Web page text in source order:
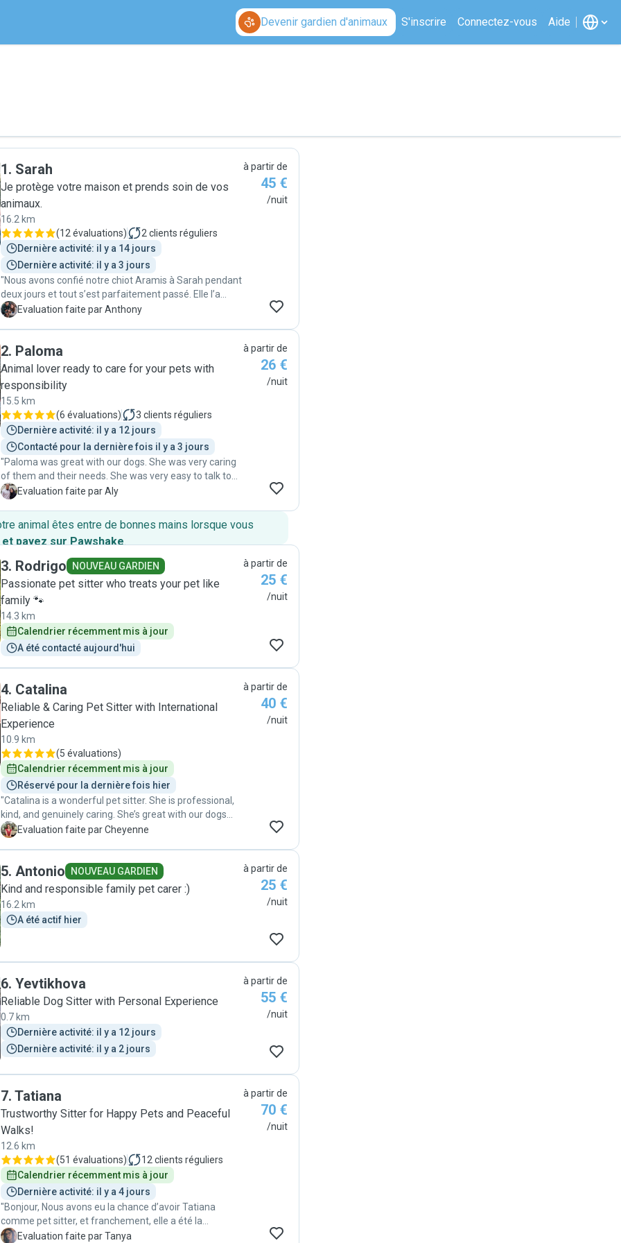
Devenir gardien d'animaux S'inscrire Connectez-vous Aide
1. Sarah
Je protège votre maison et prends soin de vos
animaux.
16.2 km
(12 évaluations) 2 clients réguliers
Dernière activité: il y a 14 jours
Dernière activité: il y a 3 jours
"Nous avons confié notre chiot Aramis à Sarah pendant
deux jours et tout s’est parfaitement passé. Elle l’a
gardé chez nous et a été absolument géniale : très
eu des nouvelles régulièrement, ce qui nous a
beaucoup rassurés. On sent qu’elle aime vraiment les
animaux et qu’elle s’en occupe avec attention. Nous la
recommandons vivement à toute personne cherchant
une dog sitter de confiance et nous referons appel à
elle sans hésiter !"
A Evaluation faite par Anthony
à partir de
45 €
/nuit
2. Paloma
Animal lover ready to care for your pets with
responsibility
15.5 km
(6 évaluations) 3 clients réguliers
Dernière activité: il y a 12 jours
Contacté pour la dernière fois il y a 3 jours
"Paloma was great with our dogs. She was very caring
of them and their needs. She was very easy to talk to
and sent us updates. We would highly recommend her!"
A Evaluation faite par Aly
à partir de
26 €
/nuit
animal êtes entre de bonnes mains lorsque vous
payez sur Pawshake.
3. Rodrigo NOUVEAU GARDIEN
Passionate pet sitter who treats your pet like
family 🐾
14.3 km
Calendrier récemment mis à jour
A été contacté aujourd'hui
à partir de
25 €
/nuit
4. Catalina
Reliable & Caring Pet Sitter with International
Experience
10.9 km
(5 évaluations)
Calendrier récemment mis à jour
Réservé pour la dernière fois hier
"Catalina is a wonderful pet sitter. She is professional,
kind, and genuinely caring. She’s great with our dogs
and quickly picked up on their individual personalities
her on this first visit and would happily book her again!"
C Evaluation faite par Cheyenne
à partir de
40 €
/nuit
5. Antonio NOUVEAU GARDIEN
Kind and responsible family pet carer :)
16.2 km
A été actif hier
à partir de
25 €
/nuit
6. Yevtikhova
Reliable Dog Sitter with Personal Experience
0.7 km
Dernière activité: il y a 12 jours
Dernière activité: il y a 2 jours
à partir de
55 €
/nuit
7. Tatiana
Trustworthy Sitter for Happy Pets and Peaceful
Walks!
12.6 km
(51 évaluations) 12 clients réguliers
Calendrier récemment mis à jour
Dernière activité: il y a 4 jours
"Bonjour, Nous avons eu la chance d’avoir Tatiana
comme pet sitter, et franchement, elle a été la
meilleure chose qui pouvait nous arriver. Elle s’est
T Evaluation faite par Tanya
à partir de
70 €
/nuit